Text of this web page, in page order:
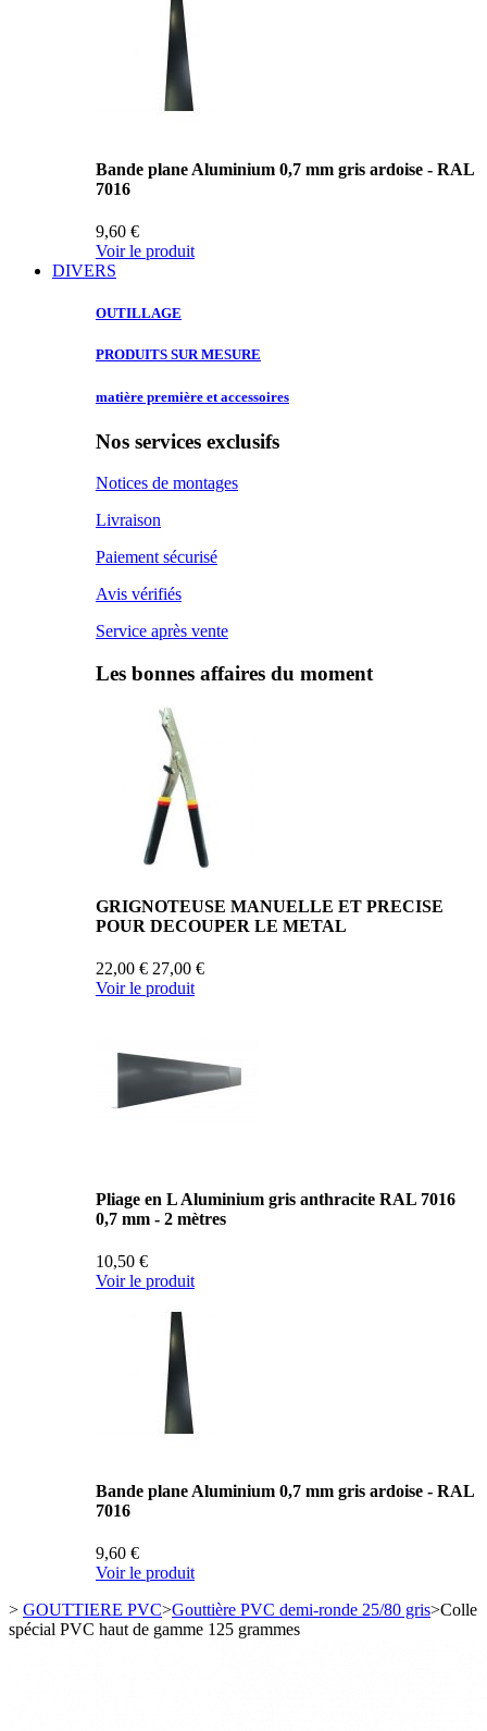
Bande plane Aluminium 0,7 mm gris ardoise - RAL
7016
9,60 €
Voir le produit
DIVERS
OUTILLAGE
PRODUITS SURMESURE
matière première et accessoires
Nos services exclusifs
Notices de montages
Livraison
Paiement sécurisé
Avis vérifiés
Service après vente
Les bonnes affaires du moment
GRIGNOTEUSE MANUELLE ET PRECISE
POUR DECOUPER LE METAL
22,00 € 27,00 €
Voir le produit
Pliage en L Aluminium gris anthracite RAL 7016
0,7 mm - 2 mètres
10,50 €
Voir le produit
Bande plane Aluminium 0,7 mm gris ardoise - RAL
7016
9,60 €
Voir le produit
> GOUTTIERE PVC>Gouttière PVC demi-ronde 25/80 gris>Colle
spécial PVC haut de gamme 125 grammes